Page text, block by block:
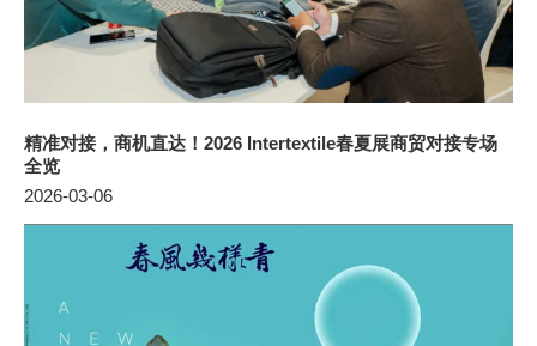
精准对接，商机直达！2026 Intertextile春夏展商贸对接专场
全览
2026-03-06